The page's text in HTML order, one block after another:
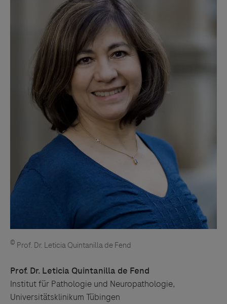
© Prof. Dr. Leticia Quintanilla de Fend
Prof. Dr. Leticia Quintanilla de Fend
Institut für Pathologie und Neuropathologie,
Universitätsklinikum Tübingen